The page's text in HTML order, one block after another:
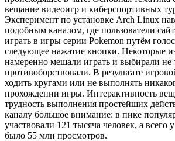
вещание видеоигр и киберспортивных
Эксперимент по установке Arch Linux
подобным каналом, где пользователи
играть в игры серии Pokemon путём
следующее нажатие кнопки. Некоторые
намеренно мешали играть и выбирали не
противоборствовали. В результате
ходить кругами или не выполнять
прохождении игры. Интерактивность
трудность выполнения простейших
каналу большое внимание: в пике
участвовали 121 тысяча человек, а всего
было 55 млн просмотров.